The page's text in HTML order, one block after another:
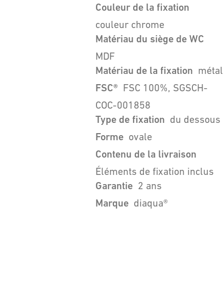
Couleur de la fixation
couleur chrome
Matériau du siège de WC
MDF
Matériau de la fixation métal
FSC® FSC 100%, SGSCH-
COC-001858
Type de fixation du dessous
Forme ovale
Contenu de la livraison
Éléments de fixation inclus
Garantie 2 ans
Marque diaqua®